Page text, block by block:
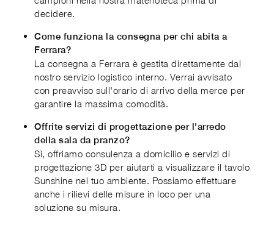
decidere.
Come funziona la consegna per chi abita a
Ferrara?
La consegna a Ferrara è gestita direttamente dal
nostro servizio logistico interno. Verrai avvisato
con preavviso sull'orario di arrivo della merce per
garantire la massima comodità.
Offrite servizi di progettazione per l'arredo
della sala da pranzo?
Sì, offriamo consulenza a domicilio e servizi di
progettazione 3D per aiutarti a visualizzare il tavolo
Sunshine nel tuo ambiente. Possiamo effettuare
anche i rilievi delle misure in loco per una
soluzione su misura.